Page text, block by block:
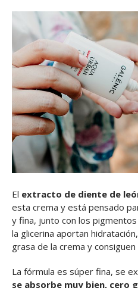
El extracto de diente de
esta crema y está pensado
y fina, junto con los
la glicerina aportan
grasa de la crema y
La fórmula es súper fina, se
se absorbe muy bien, cero